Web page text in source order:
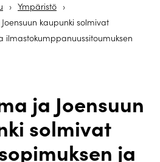
› Ympäristö ›
kaupunki solmivat
ilmastokumppanuussitoumuksen
ja Joensuun
solmivat
ja